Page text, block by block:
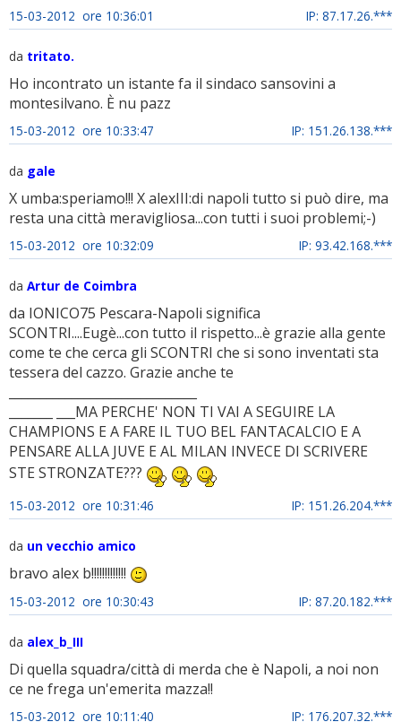
15-03-2012 ore 10:36:01 IP: 87.17.26.***
da tritato.
Ho incontrato un istante fa il sindaco sansovini a
montesilvano. È nu pazz
15-03-2012 ore 10:33:47 IP: 151.26.138.***
da gale
X umba:speriamo!!! X alexIII:di napoli tutto si può dire, ma
resta una città meravigliosa...con tutti i suoi problemi;-)
15-03-2012 ore 10:32:09 IP: 93.42.168.***
da Artur de Coimbra
da IONICO75 Pescara-Napoli significa
SCONTRI....Eugè...con tutto il rispetto...è grazie alla gente
come te che cerca gli SCONTRI che si sono inventati sta
tessera del cazzo. Grazie anche te
_______ ___MA PERCHE' NON TI VAI A SEGUIRE LA
CHAMPIONS E A FARE IL TUO BEL FANTACALCIO E A
PENSARE ALLA JUVE E AL MILAN INVECE DI SCRIVERE
STE STRONZATE???
15-03-2012 ore 10:31:46 IP: 151.26.204.***
da un vecchio amico
bravo alex b!!!!!!!!!!!!!
15-03-2012 ore 10:30:43 IP: 87.20.182.***
da alex_b_III
Di quella squadra/città di merda che è Napoli, a noi non
ce ne frega un'emerita mazza!!
15-03-2012 ore 10:11:40 IP: 176.207.32.***